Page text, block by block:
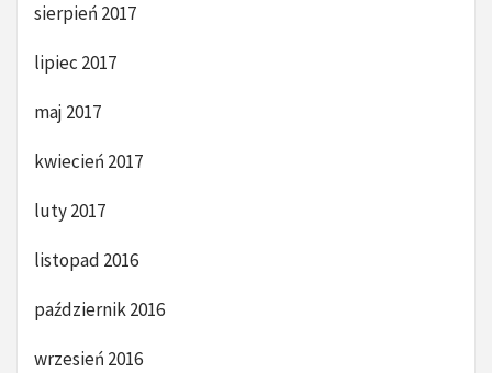
sierpień 2017
lipiec 2017
maj 2017
kwiecień 2017
luty 2017
listopad 2016
październik 2016
wrzesień 2016